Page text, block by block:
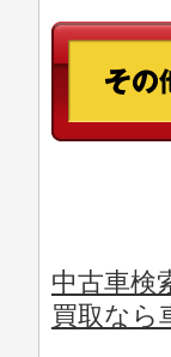
中古車検
買取なら